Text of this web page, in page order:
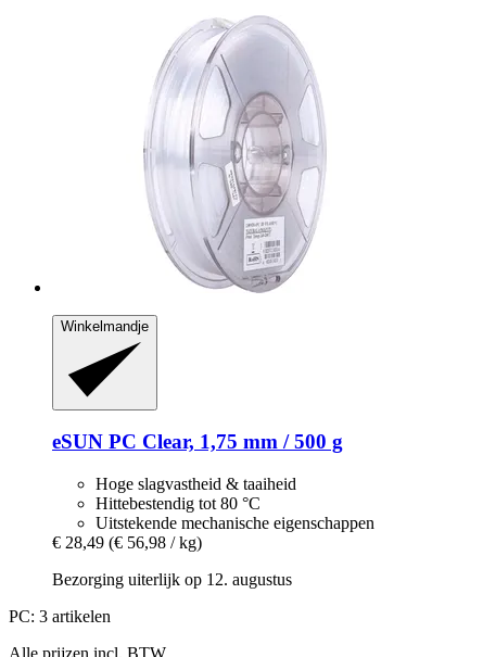
Winkelmandje
eSUN PC Clear, 1,75 mm / 500 g
Hoge slagvastheid & taaiheid
Hittebestendig tot 80 °C
Uitstekende mechanische eigenschappen
€ 28,49 (€ 56,98 / kg)
Bezorging uiterlijk op 12. augustus
PC: 3 artikelen
Alle prijzen incl. BTW